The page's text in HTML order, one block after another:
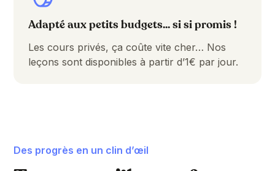
Adapté aux petits budgets... si si promis !
Les cours privés, ça coûte vite cher… Nos
leçons sont disponibles à partir d’1€ par jour.
Des progrès en un clin d’œil